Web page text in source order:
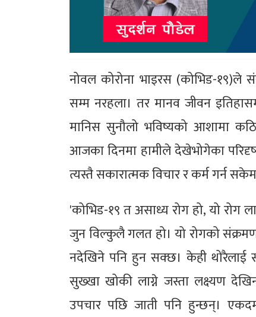
नोवल कोरोना भाइरस (कोभिड-१९)ले
सम्म नरहला। तर मानव जीवन
मानिस सुनौलो भविष्यको आशामा
आजका दिनमा हामीले देखेभोगेका
त्यस्तै सकारात्मक विचार र कर्म गर्न
'कोभिड-१९ त असाध्य रोग हो, यो रोग
जुन विल्कुलै गलत हो। यो रोगको
नदेखिने पनि हुन सक्छ। केही थोरैलाई
सुख्खा खोकी लाग्ने जस्ता लक्ष्यण
उपचार पछि जाती पनि हुन्छन्।